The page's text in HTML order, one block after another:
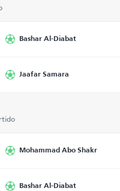
Bashar Al-Diabat
Jaafar Samara
Mohammad Abo Shakr
Bashar Al-Diabat